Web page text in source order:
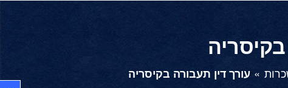
עורך דין תעבורה בקיסריה